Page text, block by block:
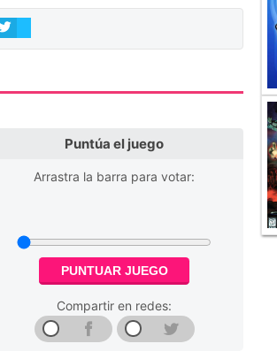
Puntúa el juego
Arrastra la barra para votar:
PUNTUAR JUEGO
Compartir en redes: